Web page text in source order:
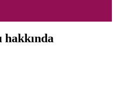
hakkında